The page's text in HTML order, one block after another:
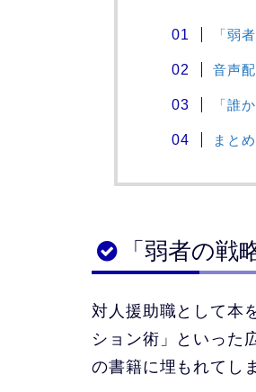
「弱
音声
「誰
まとめ
「弱者の戦
対人援助職として本
ション術」といった
の書籍に埋もれてし